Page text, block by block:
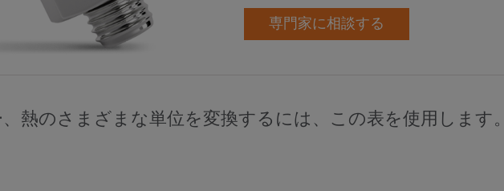
専門家に相談する
熱のさまざまな単位を変換するには、この表を使用します。